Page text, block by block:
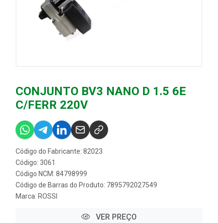
CONJUNTO BV3 NANO D 1.5 6E
C/FERR 220V
Código do Fabricante: 82023
Código: 3061
Código NCM: 84798999
Código de Barras do Produto: 7895792027549
Marca: ROSSI
VER PREÇO